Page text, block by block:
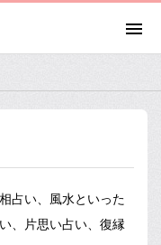
占い、風水といった
、片思い占い、復縁